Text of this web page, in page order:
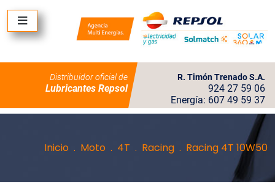
Distribuidor oficial de
Lubricantes Repsol
R. Timón Trenado S.A.
924 27 59 06
Energía: 607 49 59 37
Inicio Moto 4T Racing Racing 4T 10W50